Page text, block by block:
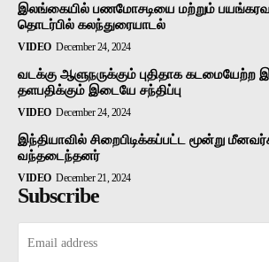
இலங்கையில் பணமோசடியை மற்றும்
தொடர்பில் கலந்துரையாடல்
VIDEO December 24, 2024
வடக்கு ஆளுநருக்கும் புதிதாக கடமையேற்ற
தளபதிக்கும் இடையே சந்திப்பு
VIDEO December 24, 2024
இந்தியாவில் சிறைபிடிக்கப்பட்ட மூன்று
வந்தடைந்தனர்
VIDEO December 21, 2024
Subscribe